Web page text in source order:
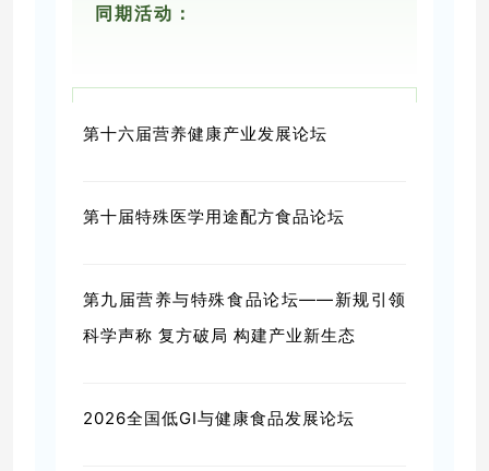
同期活动：
第十六届营养健康产业发展论坛
第十届特殊医学用途配方食品论坛
第九届营养与特殊食品论坛——新规引领
科学声称 复方破局 构建产业新生态
2026全国低GI与健康食品发展论坛